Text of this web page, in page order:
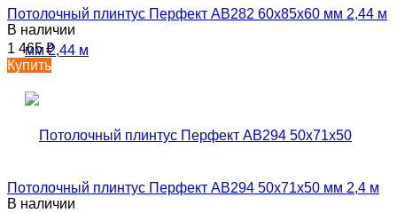
Потолочный плинтус Перфект AB282 60х85х60 мм 2,44 м
В наличии
1 465₽
Купить
Потолочный плинтус Перфект AB294 50х71х50 мм 2,4 м
В наличии